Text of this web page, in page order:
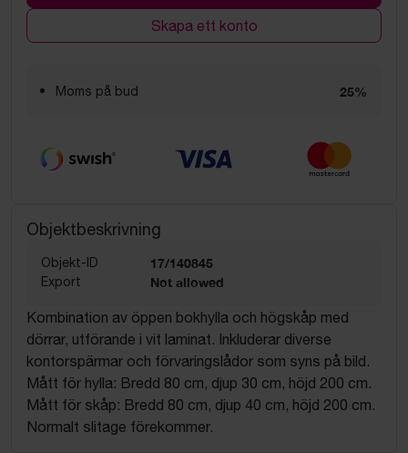
Skapa ett konto
Moms på bud 25%
Objektbeskrivning
Objekt-ID 17/140845
Export Not allowed
Kombination av öppen bokhylla och högskåp med
dörrar, utförande i vit laminat. Inkluderar diverse
kontorspärmar och förvaringslådor som syns på bild.
Mått för hylla: Bredd 80 cm, djup 30 cm, höjd 200 cm.
Mått för skåp: Bredd 80 cm, djup 40 cm, höjd 200 cm.
Normalt slitage förekommer.